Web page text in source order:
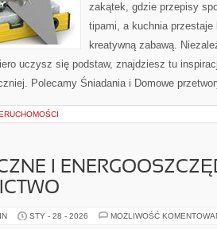
zakątek, gdzie przepisy
tipami, a kuchnia
kreatywną zabawą.
uczysz się podstaw, znajdziesz tu
Polecamy Śniadania i Domowe
I
STY - 28 - 2026 MOŻLIWOŚĆ